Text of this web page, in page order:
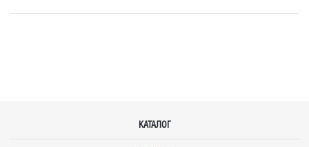
КАТАЛОГ